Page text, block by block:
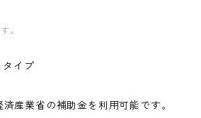
。
イプ
産業省の補助金を利用可能です。